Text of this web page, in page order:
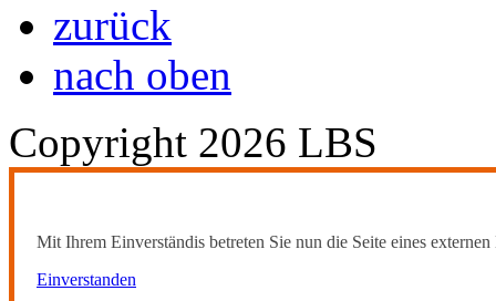
zurück
nach oben
Copyright 2026 LBS
Mit Ihrem Einverständis betreten Sie nun die Seite eines externen
Einverstanden